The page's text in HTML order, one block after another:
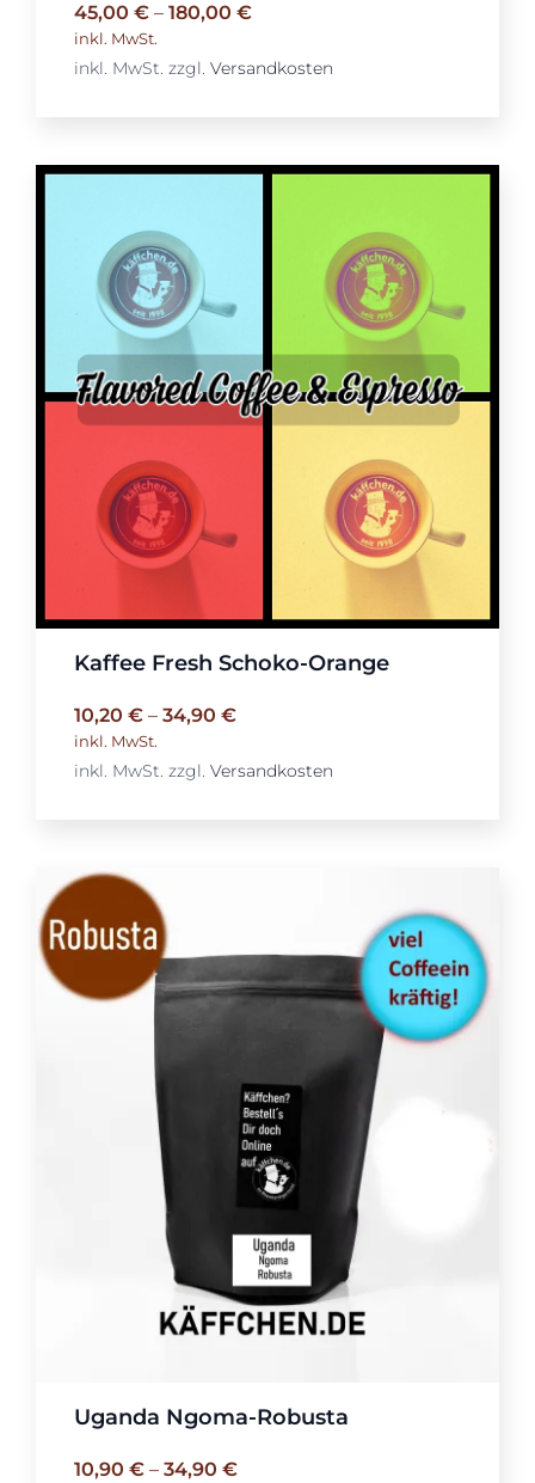
45,00 €– 180,00 €
inkl. MwSt.
inkl. MwSt. zzgl. Versandkosten
Kaffee Fresh Schoko-Orange
10,20 €– 34,90 €
inkl. MwSt.
inkl. MwSt. zzgl. Versandkosten
Uganda Ngoma-Robusta
10,90 €– 34,90 €